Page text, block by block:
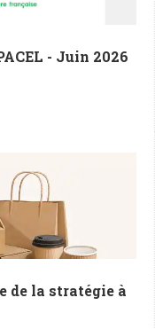
- Juin 2026
de la stratégie à